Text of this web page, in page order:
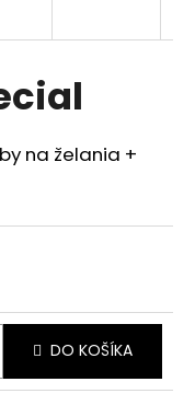
na želania +
DO KOŠÍKA